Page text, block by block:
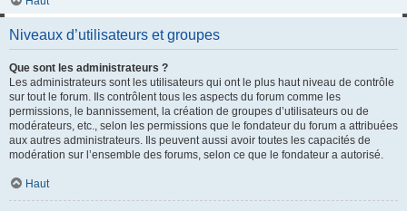
Niveaux d’utilisateurs et groupes
Que sont les administrateurs ?
Les administrateurs sont les utilisateurs qui ont le plus haut niveau de contrôle
sur tout le forum. Ils contrôlent tous les aspects du forum comme les
permissions, le bannissement, la création de groupes d’utilisateurs ou de
modérateurs, etc., selon les permissions que le fondateur du forum a attribuées
aux autres administrateurs. Ils peuvent aussi avoir toutes les capacités de
modération sur l’ensemble des forums, selon ce que le fondateur a autorisé.
Haut